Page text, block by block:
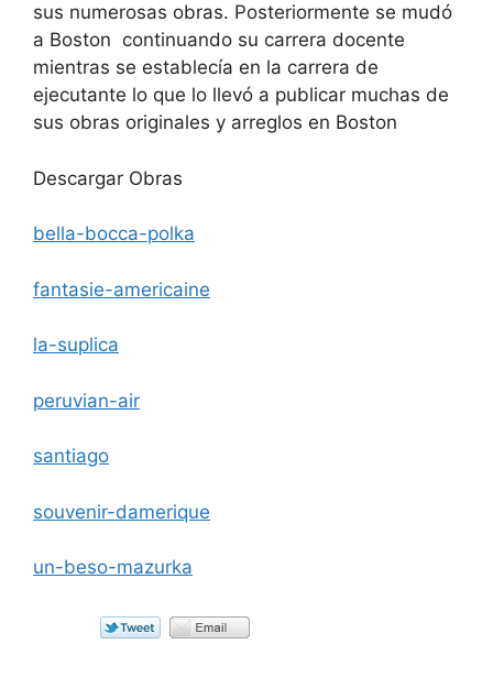
sus numerosas obras. Posteriormente se mudó
a Boston continuando su carrera docente
mientras se establecía en la carrera de
ejecutante lo que lo llevó a publicar muchas de
sus obras originales y arreglos en Boston
Descargar Obras
bella-bocca-polka
fantasie-americaine
la-suplica
peruvian-air
santiago
souvenir-damerique
un-beso-mazurka